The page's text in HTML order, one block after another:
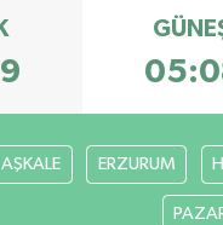
AŞKALE ERZURUM